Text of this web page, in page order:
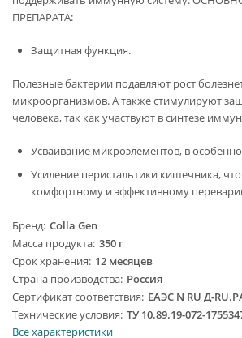
ПРЕПАРАТА:
Защитная функция.
Полезные бактерии подавляют рост
микроорганизмов. А также стимулируют
человека, так как участвуют в синтезе
Усваивание микроэлементов, в
Усиление перистальтики кишечника,
комфортному и эффективному
Бренд Colla Gen
Масса продукта 350 г
Срок хранения 12 месяцев
Страна производства Россия
Сертификат соответствия ЕАЭС N RU Д-
Технические условия ТУ 10.89.19-072-
Все характеристики